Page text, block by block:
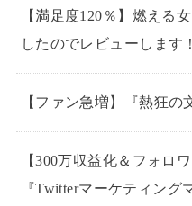
【満足度120％】燃える
したのでレビューします
【ファン急増】『熱狂
【300万収益化＆フォロ
『Twitterマーケティン